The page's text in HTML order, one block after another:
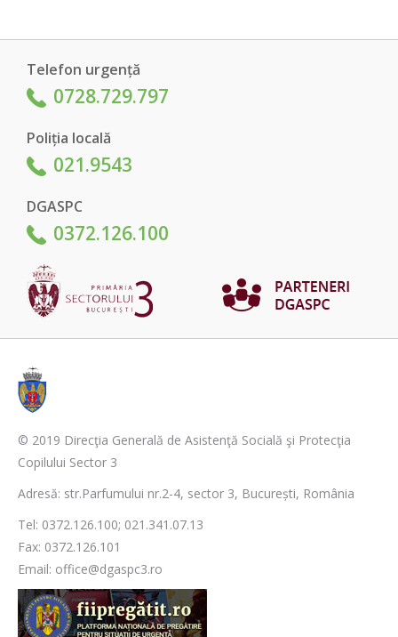
Telefon urgență
0728.729.797
Poliția locală
021.9543
DGASPC
0372.126.100
© 2019 Direcţia Generală de Asistenţă Socială şi Protecţia
Copilului Sector 3
Adresă: str.Parfumului nr.2-4, sector 3, București, România
Tel: 0372.126.100; 021.341.07.13
Fax: 0372.126.101
Email: office@dgaspc3.ro